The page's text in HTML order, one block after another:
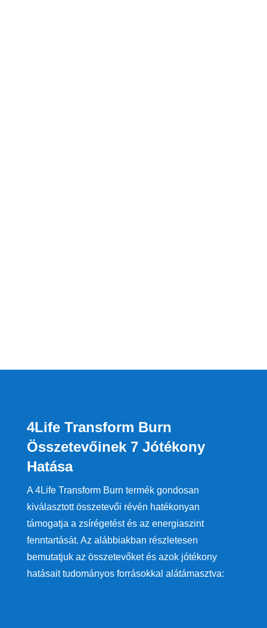
4Life Transform Burn
Összetevőinek 7 Jótékony
Hatása
A 4Life Transform Burn termék gondosan
kiválasztott összetevői révén hatékonyan
támogatja a zsírégetést és az energiaszint
fenntartását. Az alábbiakban részletesen
bemutatjuk az összetevőket és azok jótékony
hatásait tudományos forrásokkal alátámasztva: